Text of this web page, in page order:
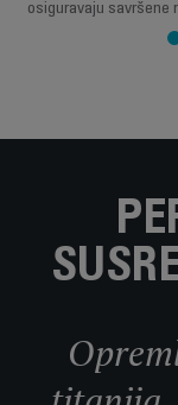
osiguravaju savršene